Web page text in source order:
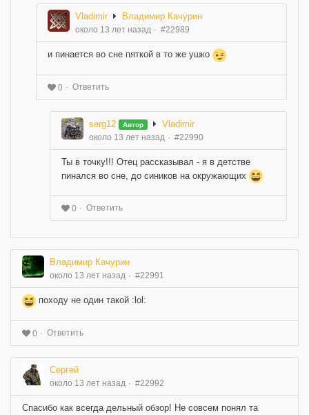
Vladimir Владимир Качурин
около 13 лет назад #22989
и пинается во сне пяткой в то же ушко
0 Ответить
serg12 Автор Vladimir
около 13 лет назад #22990
Ты в точку!!! Отец рассказывал - я в детстве
пинался во сне, до сиников на окружающих
0 Ответить
Владимир Качурин
около 13 лет назад #22991
походу не один такой :lol:
0 Ответить
Сергей
около 13 лет назад #22992
Спасибо как всегда дельный обзор! Не совсем понял та